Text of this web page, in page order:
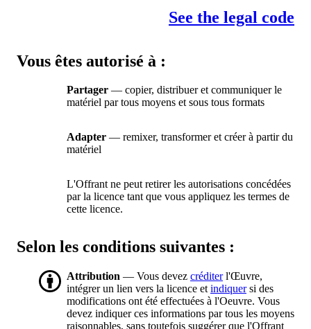
See the legal code
Vous êtes autorisé à :
Partager — copier, distribuer et communiquer le
matériel par tous moyens et sous tous formats
Adapter — remixer, transformer et créer à partir du
matériel
L'Offrant ne peut retirer les autorisations concédées
par la licence tant que vous appliquez les termes de
cette licence.
Selon les conditions suivantes :
Attribution — Vous devez créditerl'Œuvre,
intégrer un lien vers la licence et indiquersi des
modifications ont été effectuées à l'Oeuvre. Vous
devez indiquer ces informations par tous les moyens
raisonnables, sans toutefois suggérer que l'Offrant